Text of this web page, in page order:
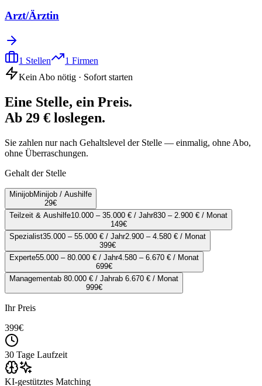
Arzt/Ärztin
1 Stellen 1 Firmen
Kein Abo nötig · Sofort starten
Eine Stelle, ein Preis.
Ab 29 € loslegen.
Sie zahlen nur nach Gehaltslevel der Stelle — einmalig, ohne Abo,
ohne Überraschungen.
Gehalt der Stelle
MinijobMinijob / Aushilfe
29€
Teilzeit & Aushilfe10.000 – 35.000 € / Jahr830 – 2.900 € / Monat
149€
Spezialist35.000 – 55.000 € / Jahr2.900 – 4.580 € / Monat
399€
Experte55.000 – 80.000 € / Jahr4.580 – 6.670 € / Monat
699€
Managementab 80.000 € / Jahrab 6.670 € / Monat
999€
Ihr Preis
399€
30 Tage Laufzeit
KI-gestütztes Matching